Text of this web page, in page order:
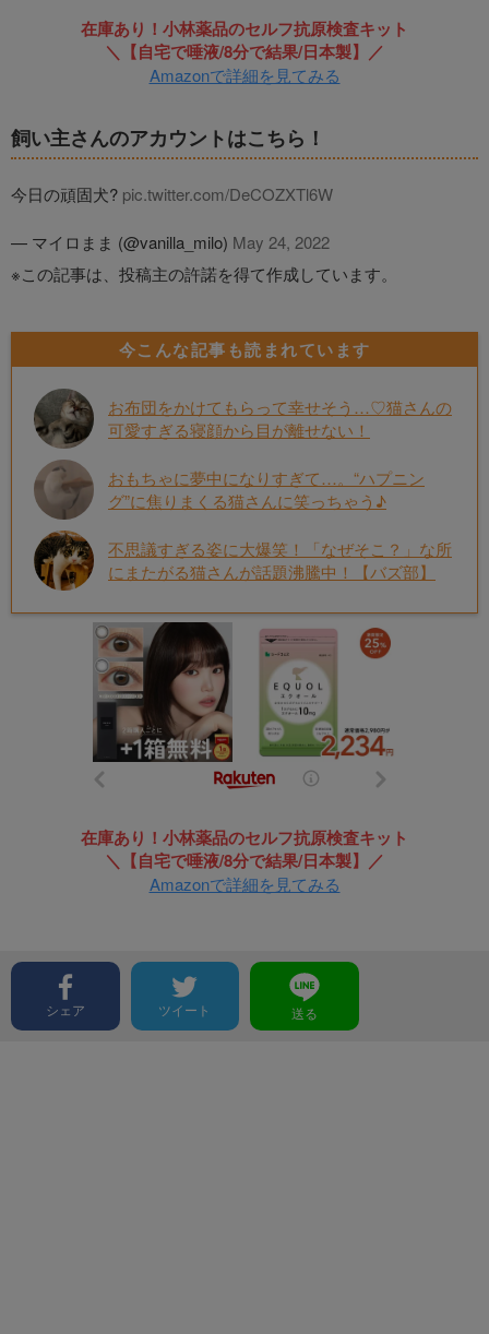
在庫あり！小林薬品のセルフ抗原検査キット
＼【自宅で唾液/8分で結果/日本製】／
Amazonで詳細を見てみる
飼い主さんのアカウントはこちら！
今日の頑固犬? pic.twitter.com/DeCOZXTl6W
— マイロまま (@vanilla_milo) May 24, 2022
※この記事は、投稿主の許諾を得て作成しています。
今こんな記事も読まれています
お布団をかけてもらって幸せそう…♡猫さんの
可愛すぎる寝顔から目が離せない！
おもちゃに夢中になりすぎて…。“ハプニン
グ”に焦りまくる猫さんに笑っちゃう♪
不思議すぎる姿に大爆笑！「なぜそこ？」な所
にまたがる猫さんが話題沸騰中！【バズ部】
在庫あり！小林薬品のセルフ抗原検査キット
＼【自宅で唾液/8分で結果/日本製】／
Amazonで詳細を見てみる
シェア ツイート 送る